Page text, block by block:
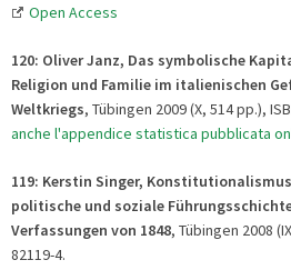
Open Access
120: Oliver Janz, Das symbolische
Religion und Familie im italienischen
Weltkriegs, Tübingen 2009 (X, 514 pp.),
anche l'appendice statistica pubblicata
119: Kerstin Singer,
politische und soziale
Verfassungen von 1848, Tübingen 2008
82119-4.